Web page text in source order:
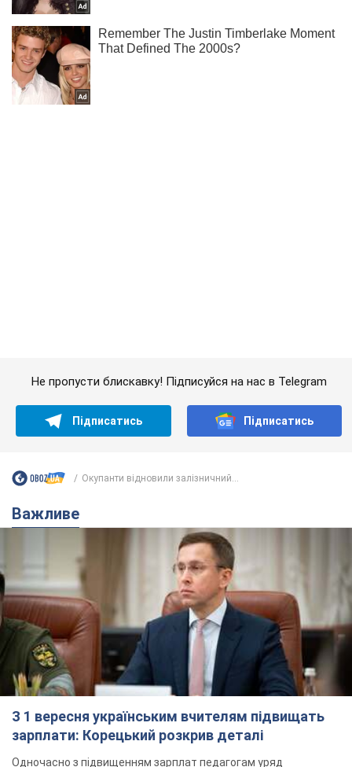
зарплати: Корецький розкрив деталі
Одночасно з підвищенням зарплат педагогам уряд
анонсував збільшення студентських стипендій
Скільки балістичних ракет
українська ППО перехопила в липні: у
Міноборони назвали цифру
Українська ППО працювала в умовах дефіциту
ракет-перехоплювачів
4 часа назад
Ауріка Ротару через суд змінила
свою пенсію, на яку раніше